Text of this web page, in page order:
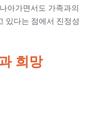
아가면서도 가족과의
있다는 점에서 진정성
희망